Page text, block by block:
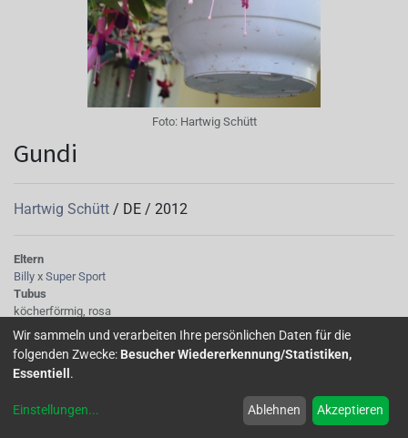
Foto: Hartwig Schütt
Gundi
Hartwig Schütt / DE / 2012
Eltern
Billy x Super Sport
Tubus
köcherförmig, rosa
Sepalen
Spitze rot, rosa, vierseitig
Korolle/Petalen
dunkelviolett, rund
einfach
Wir sammeln und verarbeiten Ihre persönlichen Daten für die
folgenden Zwecke: Besucher Wiedererkennung/Statistiken,
Essentiell .
Einstellungen... Ablehnen Akzeptieren